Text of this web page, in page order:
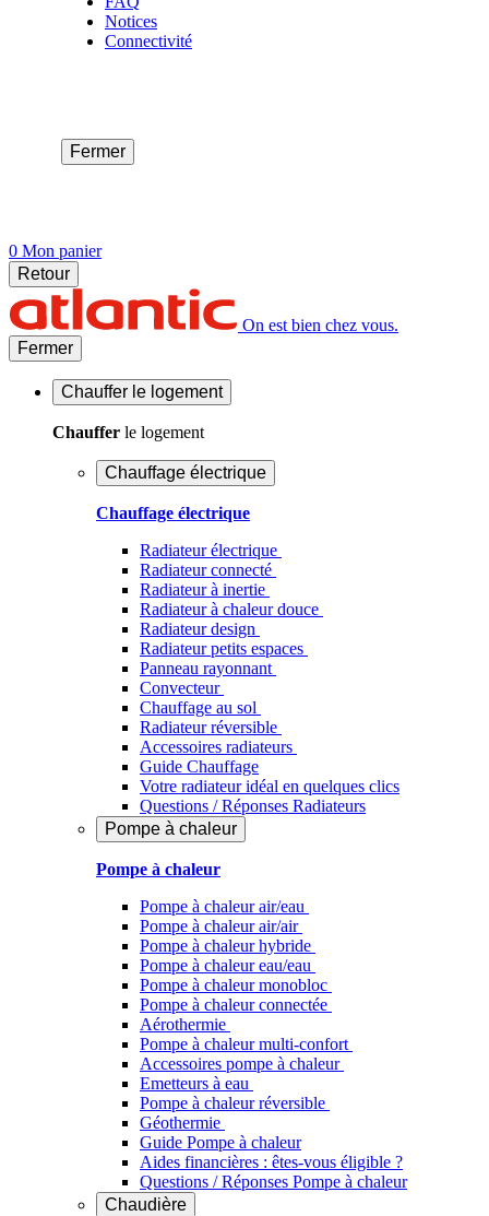
Notices
Connectivité
Fermer
0 Mon panier
Retour
On est bien chez vous.
Fermer
Chauffer le logement
Chauffer le logement
Chauffage électrique
Chauffage électrique
Radiateur électrique
Radiateur connecté
Radiateur à inertie
Radiateur à chaleur douce
Radiateur design
Radiateur petits espaces
Panneau rayonnant
Convecteur
Chauffage au sol
Radiateur réversible
Accessoires radiateurs
Guide Chauffage
Votre radiateur idéal en quelques clics
Questions / Réponses Radiateurs
Pompe à chaleur
Pompe à chaleur
Pompe à chaleur air/eau
Pompe à chaleur air/air
Pompe à chaleur hybride
Pompe à chaleur​ eau/eau
Pompe à chaleur monobloc
Pompe à chaleur connectée
Aérothermie
Pompe à chaleur multi-confort
Accessoires pompe à chaleur
Emetteurs à eau
Pompe à chaleur réversible
Géothermie
Guide Pompe à chaleur
Aides financières : êtes-vous éligible ?
Questions / Réponses Pompe à chaleur
Chaudière